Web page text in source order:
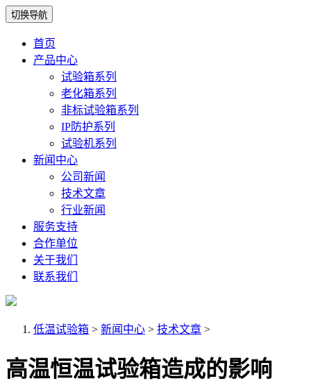
切换导航
首页
产品中心
试验箱系列
老化箱系列
非标试验箱系列
IP防护系列
试验机系列
新闻中心
公司新闻
技术文章
行业新闻
服务支持
合作单位
关于我们
联系我们
低温试验箱 > 新闻中心 > 技术文章 >
高温恒温试验箱造成的影响